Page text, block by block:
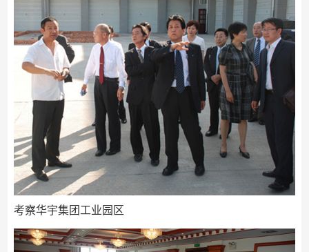
考察华宇集团工业园区